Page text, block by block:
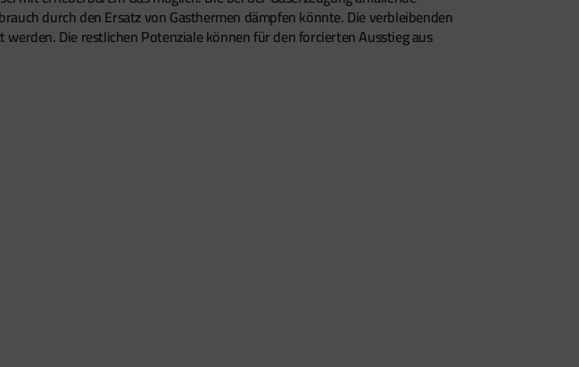
durch den Ersatz von Gasthermen dämpfen könnte. Die verbleibenden
Die restlichen Potenziale können für den forcierten Ausstieg aus